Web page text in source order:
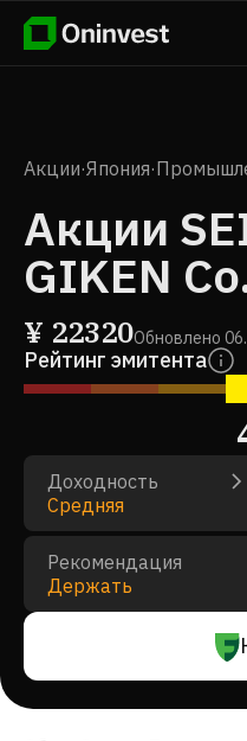
Акции·Япония·
Акции
GIKEN
¥ 22320Обновлено
Рейтинг эмитента
Доходность
Средняя
Рекомендация
Держать